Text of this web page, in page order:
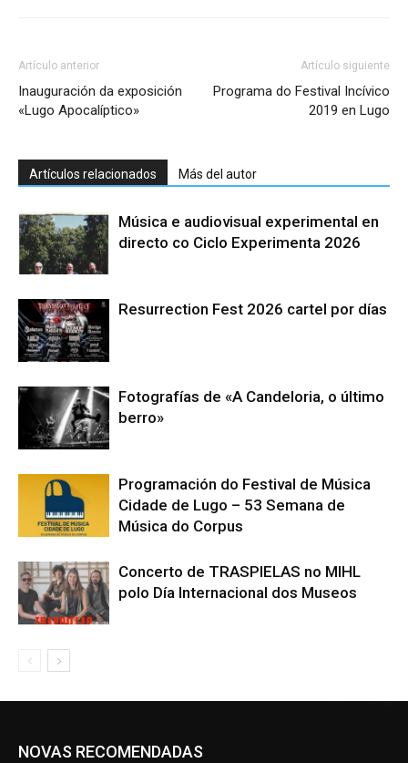
Artículo anterior
Inauguración da exposición
«Lugo Apocalíptico»
Artículo siguiente
Programa do Festival Incívico
2019 en Lugo
Artículos relacionados Más del autor
Música e audiovisual experimental en
directo co Ciclo Experimenta 2026
Resurrection Fest 2026 cartel por días
Fotografías de «A Candeloria, o último
berro»
Programación do Festival de Música
Cidade de Lugo – 53 Semana de
Música do Corpus
Concerto de TRASPIELAS no MIHL
polo Día Internacional dos Museos
NOVAS RECOMENDADAS